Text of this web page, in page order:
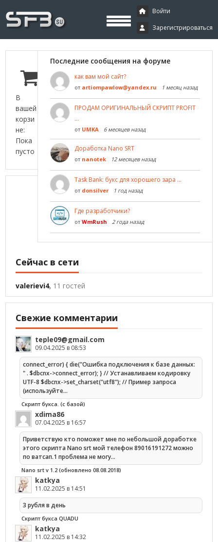
Буксы, программирование,
криптовалюта
криптовалюта и майнинг, экономические игры
Войти
Зарегистрироваться
Последние сообщения на форуме
как вам мой сайт?
от artiompawlow@yandex.ru 1 месяц назад
ПРОДАМ ОРИГИНАЛЬНЫЙ СКРИПТ PROFIT
…
от UMKA 6 месяцев назад
Доработка Nano SRT
от nanotek 12 месяцев назад
Task Bank: букс для хорошего зара …
от donsilver 1 год назад
Где разработчики?
от WmRush 2 года назад
В
вашей
корзи
не:
Пока
пусто
Сейчас в сети
valerievi4, 11 гостей
Свежие комментарии
teple09@gmail.com
09.04.2025 в 08:53
connect_error) { die("Ошибка подключения к базе данных:
" . $dbcnx->connect_error); } // Устанавливаем кодировку
UTF-8 $dbcnx->set_charset("utf8"); // Пример запроса
(используйте…
Скрипт букса. (с базой)
xdima86
07.04.2025 в 16:57
Приветствую кто поможет мне по небольшой доработке
этого скрипта Nano srt мой телефон 89016191272 можно
по ватсап.1 проблема не могу…
Nano srt v 1.2 (обновлено 08.08.2018)
katkya
11.02.2025 в 14:51
3 рубля в день
Скрипт букса QUADU
katkya
11.02.2025 в 14:32